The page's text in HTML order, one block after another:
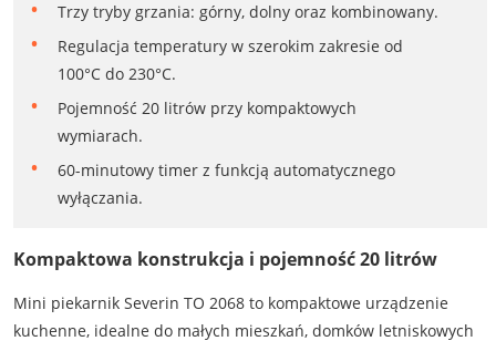
Trzy tryby grzania: górny, dolny oraz kombinowany.
Regulacja temperatury w szerokim zakresie od
100°C do 230°C.
Pojemność 20 litrów przy kompaktowych
wymiarach.
60-minutowy timer z funkcją automatycznego
wyłączania.
Kompaktowa konstrukcja i pojemność 20 litrów
Mini piekarnik Severin TO 2068 to kompaktowe urządzenie
kuchenne, idealne do małych mieszkań, domków letniskowych